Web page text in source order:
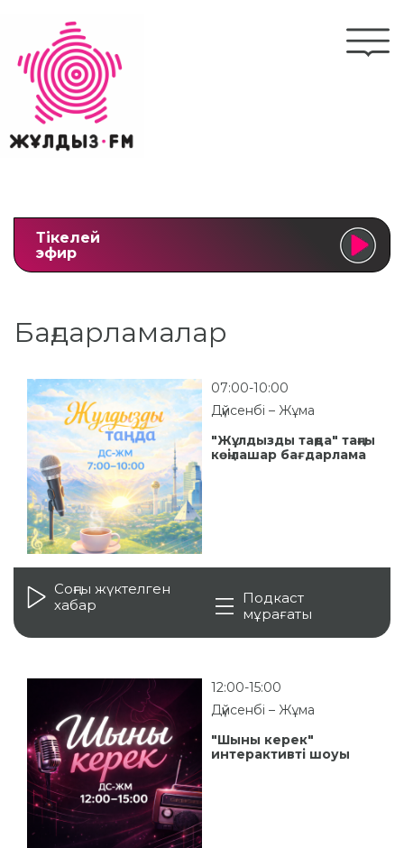
main
content
Тікелей
эфир
Бағдарламалар
07:00-10:00
Дүйсенбі – Жұма
"Жұлдызды таңда" таңғы
көңілашар бағдарлама
Соңғы жүктелген
хабар
Подкаст
мұрағаты
12:00-15:00
Дүйсенбі – Жұма
"Шыны керек"
интерактивті шоуы